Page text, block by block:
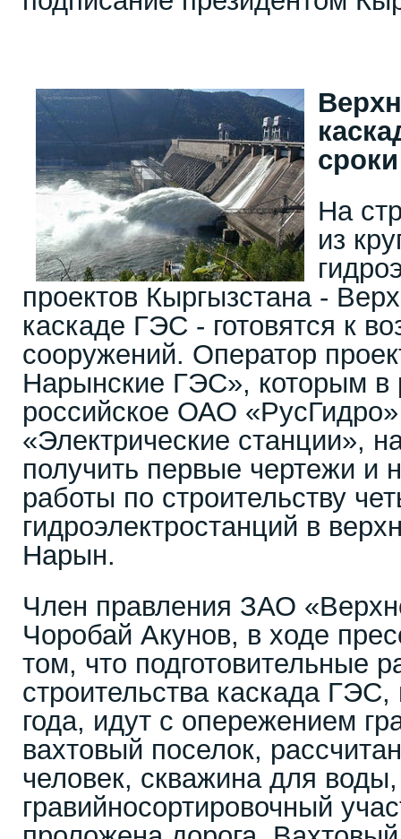
На
из
проектов Кыргызстана -
каскаде ГЭС - готовятся к
сооружений. Оператор
Нарынские ГЭС», которым в
российское ОАО
«Электрические станции»,
получить первые чертежи и
работы по строительству
гидроэлектростанций в
Нарын.
Член правления ЗАО
Чоробай Акунов, в ходе
том, что подготовительные
строительства каскада
года, идут с опережением
вахтовый поселок,
человек, скважина для воды,
гравийносортировочный